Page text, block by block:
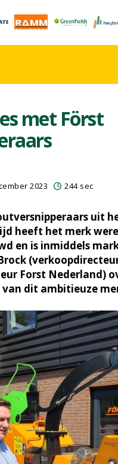
met Först
2023 244 sec
uit
heeft het merk
en is inmiddels
Forst Nederland)
van dit ambitieuze